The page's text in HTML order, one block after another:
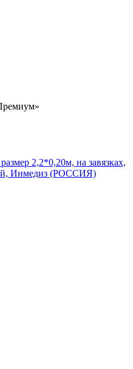
2,2*0,20м, на завязках,
Инмедиз (РОССИЯ)